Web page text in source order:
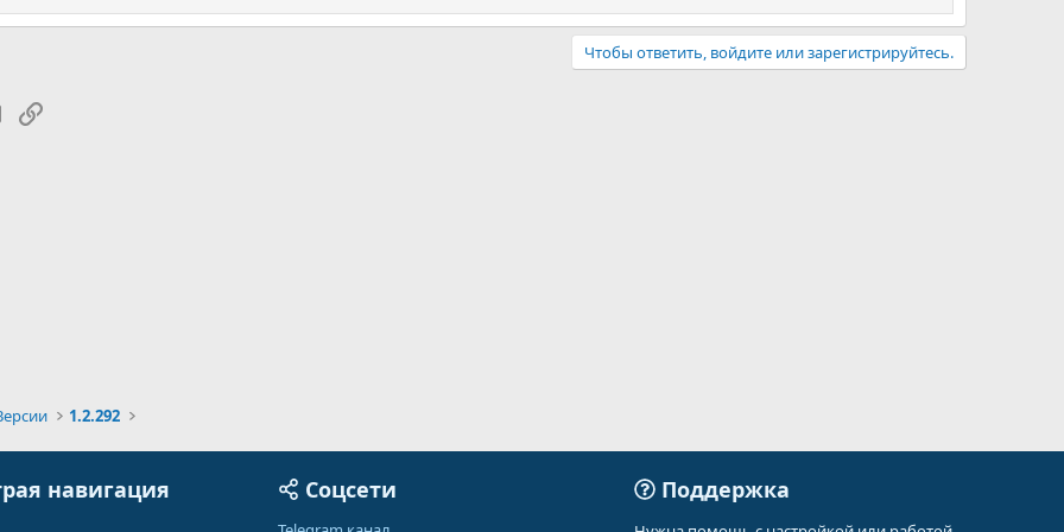
Чтобы ответить, войдите или зарегистрируйтесь.
Электронная почта
Ссылка
1.2.292
навигация Соцсети Поддержка